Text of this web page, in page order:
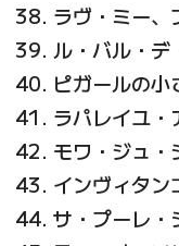
ラヴ・ミー、
ル・バル・デ
ピガールの小
ラパレイユ・
モワ・ジュ・
インヴィタン
サ・プーレ・